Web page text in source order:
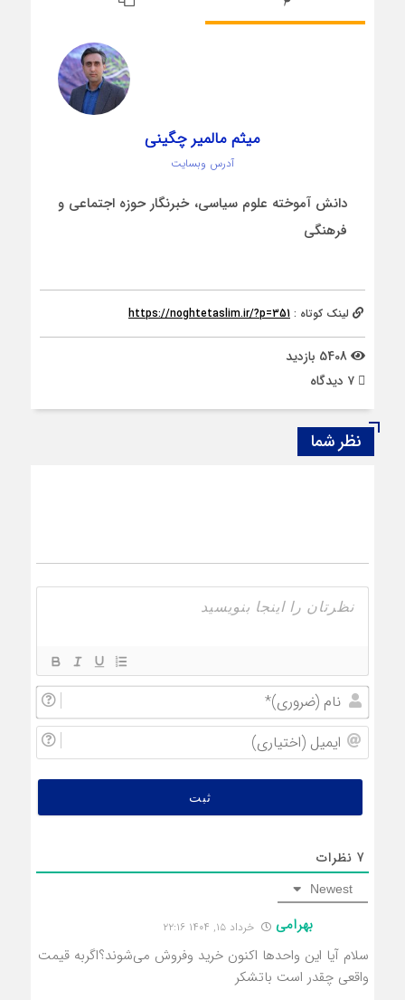
میثم مالمیر چگینی
آدرس وبسایت
دانش آموخته علوم سیاسی، خبرنگار حوزه اجتماعی و
فرهنگی
لینک کوتاه : https://noghtetaslim.ir/?p=351
۷ دیدگاه
نظر شما
نام
7 نظرات
Newest
بهرامي خرداد ۱۵, ۱۴۰۴ ۲۲:۱۶
سلام آیا این واحدها اکنون خرید وفروش می‌شوند؟اگربه قیمت
واقعی چقدر است باتشکر